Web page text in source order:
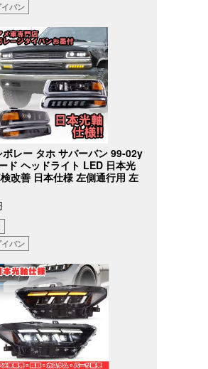
バン
レー タホ サバーバン 99-02y
ド ヘッドライト LED 日本光
改善 日本仕様 左側通行用 左
バン